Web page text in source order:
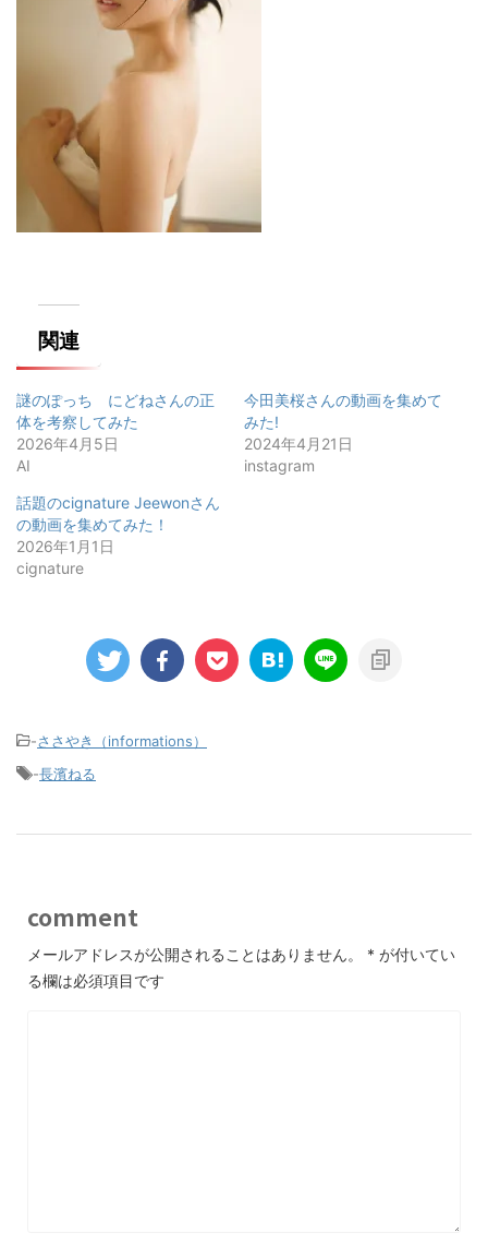
関連
謎のぽっち にどねさんの正
体を考察してみた
2026年4月5日
AI
今田美桜さんの動画を集めて
みた!
2024年4月21日
instagram
話題のcignature Jeewonさん
の動画を集めてみた！
2026年1月1日
cignature
-ささやき（informations）
-長濱ねる
comment
メールアドレスが公開されることはありません。 * が付いてい
る欄は必須項目です